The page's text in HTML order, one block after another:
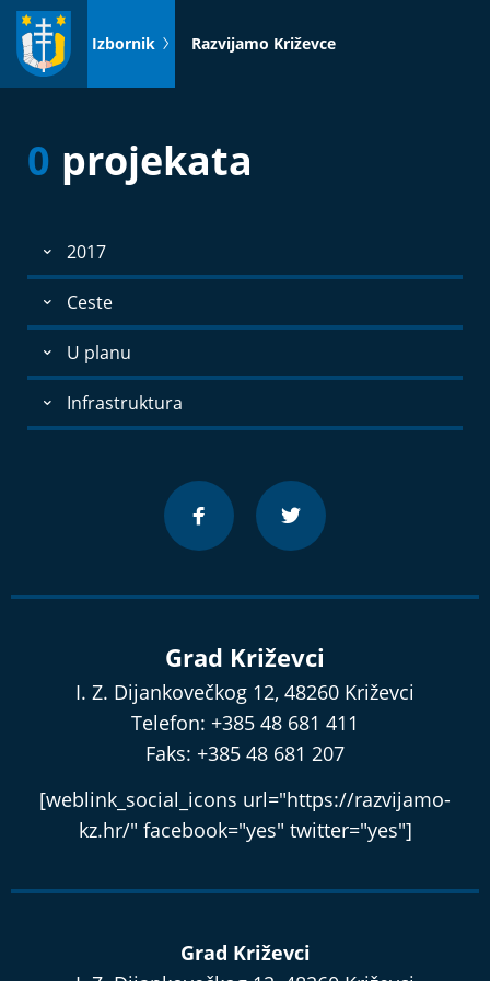
Idi
sadržaj
Izbornik Razvijamo Križevce
0 projekata
2017
Ceste
U planu
Infrastruktura
Grad Križevci
I. Z. Dijankovečkog 12, 48260 Križevci
Telefon: +385 48 681 411
Faks: +385 48 681 207
[weblink_social_icons url="https://razvijamo-
kz.hr/" facebook="yes" twitter="yes"]
Grad Križevci